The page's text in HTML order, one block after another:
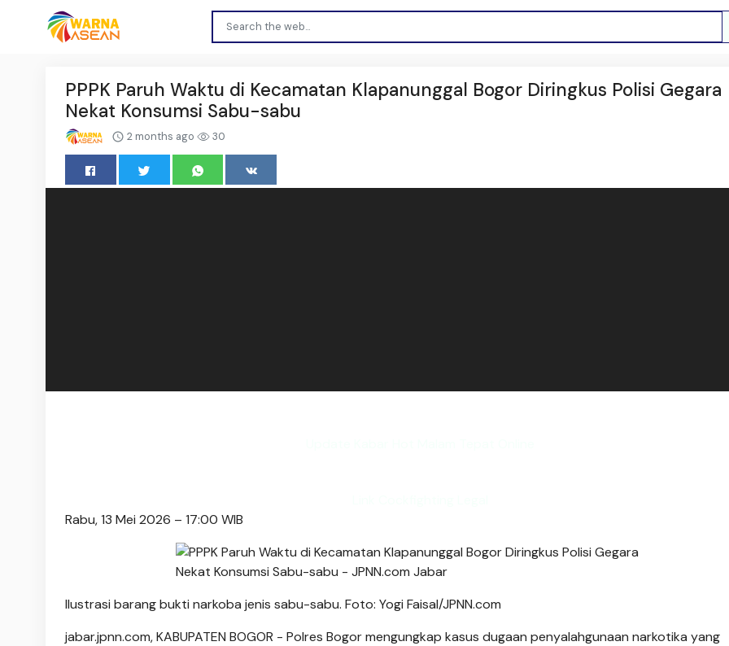
PPPK Paruh Waktu di Kecamatan Klapanunggal Bogor Diringkus Polisi Gegara
Nekat Konsumsi Sabu-sabu
2 months ago 30
Rabu, 13 Mei 2026 – 17:00 WIB
Ilustrasi barang bukti narkoba jenis sabu-sabu. Foto: Yogi Faisal/JPNN.com
jabar.jpnn.com, KABUPATEN BOGOR - Polres Bogor mengungkap kasus dugaan penyalahgunaan narkotika yang